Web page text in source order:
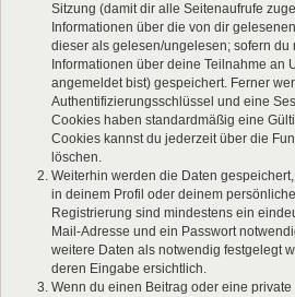
Sitzung (damit dir alle Seitenaufrufe
Informationen über die von dir
dieser als gelesen/ungelesen; sofern du
Informationen über deine Teilnahme an
angemeldet bist) gespeichert. Ferner
Authentifizierungsschlüssel und eine
Cookies haben standardmäßig eine
Cookies kannst du jederzeit über die
löschen.
Weiterhin werden die Daten
in deinem Profil oder deinem
Registrierung sind mindestens ein
Mail-Adresse und ein Passwort
weitere Daten als notwendig festgelegt
deren Eingabe ersichtlich.
Wenn du einen Beitrag oder eine